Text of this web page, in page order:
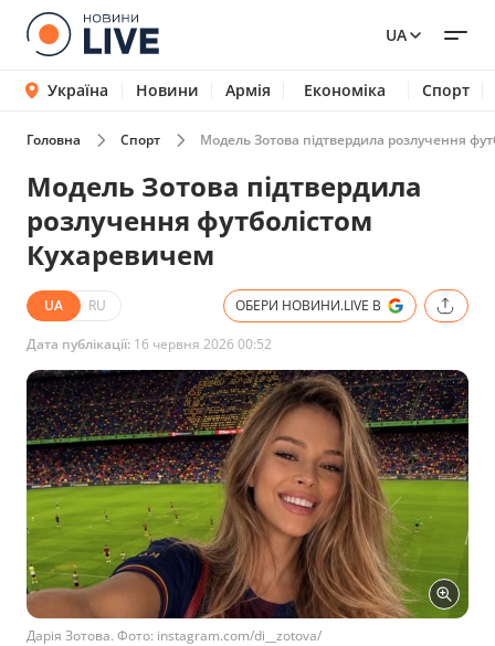
UA
Україна Новини Армія Економіка Спорт
Головна Спорт Модель Зотова підтвердила розлучення
Модель Зотова підтвердила
розлучення футболістом
Кухаревичем
UA RU ОБЕРИ НОВИНИ.LIVE В
Дата публікації: 16 червня 2026 00:52
Дарія Зотова. Фото: instagram.com/di__zotova/